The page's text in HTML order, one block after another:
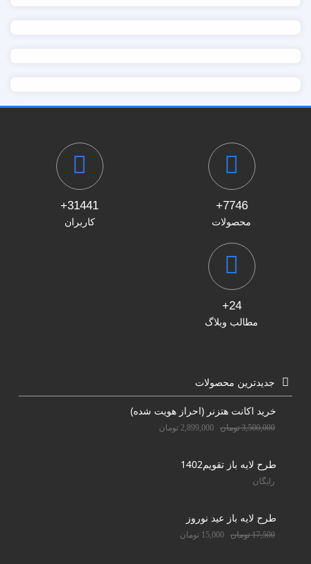
7746+
محصولات
31441+
کاربران
24+
مطالب وبلاگ
جدیدترین محصولات
خرید اکانت هتزنر (احراز هویت شده)
3,500,000 تومان 2,899,000 تومان
طرح لایه باز تقویم1402
رایگان
طرح لایه باز عید نوروز
17,500 تومان 15,000 تومان